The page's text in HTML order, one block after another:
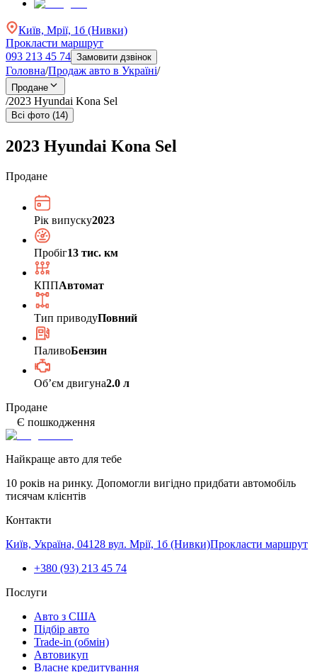
Київ, Мрії, 1б (Нивки)
Прокласти маршрут
093 213 45 74 Замовити дзвінок
Головна/Продаж авто в Україні/
Продане
/2023 Hyundai Kona Sel
Всі фото (14)
2023 Hyundai Kona Sel
Продане
Рік випуску2023
Пробіг13 тис. км
КППАвтомат
Тип приводуПовний
ПаливоБензин
Обʼєм двигуна2.0 л
Продане
Є пошкодження
Найкраще авто для тебе
10 років на ринку. Допомогли вигідно придбати автомобіль
тисячам клієнтів
Контакти
Київ, Україна, 04128 вул. Мрії, 1б (Нивки)Прокласти маршрут
+380 (93) 213 45 74
Послуги
Авто з США
Підбір авто
Trade-in (обмін)
Автовикуп
Власне кредитування